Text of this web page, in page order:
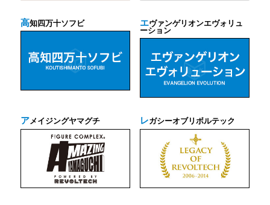
高知四万十ソフビ エヴァンゲリオンエヴォリュ
ーション
アメイジングヤマグチ レガシーオブリボルテック